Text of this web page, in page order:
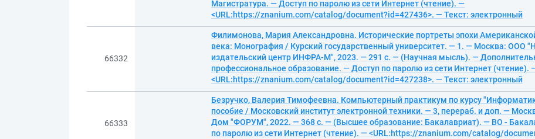
Магистратура. — Доступ по паролю из сети Интернет (чтение). —
<URL:https://znanium.com/catalog/document?id=427436>. — Текст: электронный
66332
Филимонова, Мария Александровна. Исторические портреты эпохи
века: Монография / Курский государственный университет. — 1. — Москва: ООО
издательский центр ИНФРА-М", 2023. — 291 с. — (Научная мысль). —
профессиональное образование. — Доступ по паролю из сети Интернет (чтение).
<URL:https://znanium.com/catalog/document?id=427238>. — Текст: электронный
66333
Безручко, Валерия Тимофеевна. Компьютерный практикум по курсу
пособие / Московский институт электронной техники. — 3, перераб. и доп. —
Дом "ФОРУМ", 2022. — 368 с. — (Высшее образование: Бакалавриат). — ВО -
по паролю из сети Интернет (чтение). — <URL:https://znanium.com/catalog/